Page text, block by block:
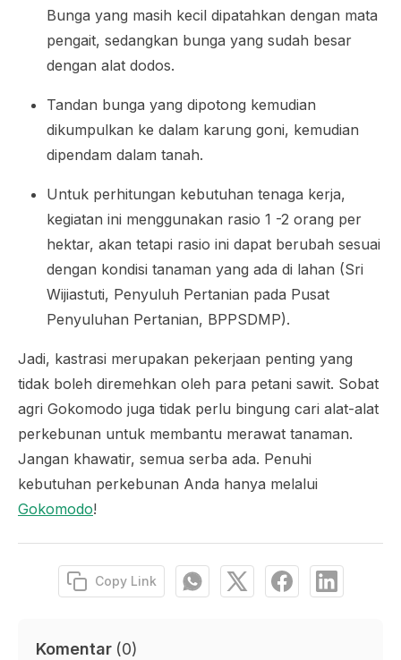
Bunga yang masih kecil dipatahkan dengan mata
pengait, sedangkan bunga yang sudah besar
dengan alat dodos.
Tandan bunga yang dipotong kemudian
dikumpulkan ke dalam karung goni, kemudian
dipendam dalam tanah.
Untuk perhitungan kebutuhan tenaga kerja,
kegiatan ini menggunakan rasio 1 -2 orang per
hektar, akan tetapi rasio ini dapat berubah sesuai
dengan kondisi tanaman yang ada di lahan (Sri
Wijiastuti, Penyuluh Pertanian pada Pusat
Penyuluhan Pertanian, BPPSDMP).
Jadi, kastrasi merupakan pekerjaan penting yang
tidak boleh diremehkan oleh para petani sawit. Sobat
agri Gokomodo juga tidak perlu bingung cari alat-alat
perkebunan untuk membantu merawat tanaman.
Jangan khawatir, semua serba ada. Penuhi
kebutuhan perkebunan Anda hanya melalui
Gokomodo!
Copy Link
Komentar (0)